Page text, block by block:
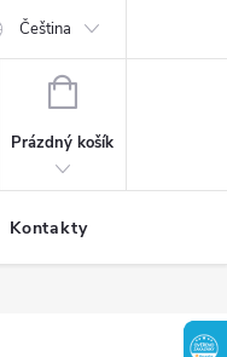
Čeština
NÁKUPNÍ
Prázdný košík
Kontakty